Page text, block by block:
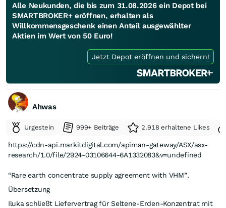
Alle Neukunden, die bis zum 31.08.2026 ein Depot bei
SMARTBROKER+ eröffnen, erhalten als
Willkommensgeschenk einen Anteil ausgewählter
Aktien im Wert von 50 Euro!
Jetzt Depot eröffnen und sichern!
Ahwas
Urgestein 999+ Beiträge 2.918 erhaltene Likes
https://cdn-api.markitdigital.com/apiman-gateway/ASX/asx-
research/1.0/file/2924-03106644-6A1332083&v=undefined
“Rare earth concentrate supply agreement with VHM”.
Übersetzung
Iluka schließt Liefervertrag für Seltene-Erden-Konzentrat mit